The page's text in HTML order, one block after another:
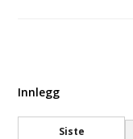
Innlegg
Siste